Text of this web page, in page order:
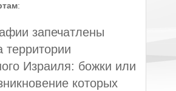
:
запечатлены
территории
Израиля: божки или
которых